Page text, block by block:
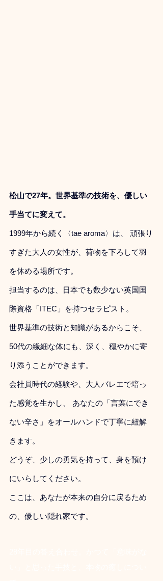
松山で27年。世界基準の技術を、優しい
手当てに変えて。
1999年から続く〈tae aroma〉は、 頑張り
すぎた大人の女性が、荷物を下ろして羽
を休める場所です。
担当するのは、日本でも数少ない英国国
際資格「ITEC」を持つセラピスト。
世界基準の技術と知識があるからこそ、
50代の繊細な体にも、深く、穏やかに寄
り添うことができます。
会社員時代の経験や、大人バレエで培っ
た感覚を生かし、 あなたの「言葉にでき
ない辛さ」をオールハンドで丁寧に紐解
きます。
どうぞ、少しの勇気を持って、身を預け
にいらしてください。
ここは、あなたが本来の自分に戻るため
の、優しい隠れ家です。